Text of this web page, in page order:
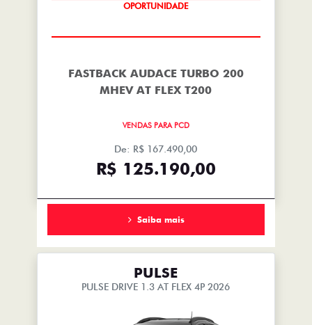
OPORTUNIDADE
FASTBACK AUDACE TURBO 200
MHEV AT FLEX T200
VENDAS PARA PCD
De: R$ 167.490,00
R$ 125.190,00
Saiba mais
PULSE
PULSE DRIVE 1.3 AT FLEX 4P 2026